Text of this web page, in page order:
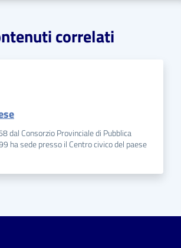
correlati
dal Consorzio Provinciale di Pubblica
ha sede presso il Centro civico del paese